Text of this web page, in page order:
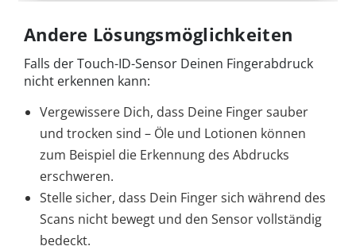
Andere Lösungsmöglichkeiten
Falls der Touch-ID-Sensor Deinen Fingerabdruck
nicht erkennen kann:
Vergewissere Dich, dass Deine Finger sauber
und trocken sind – Öle und Lotionen können
zum Beispiel die Erkennung des Abdrucks
erschweren.
Stelle sicher, dass Dein Finger sich während des
Scans nicht bewegt und den Sensor vollständig
bedeckt.